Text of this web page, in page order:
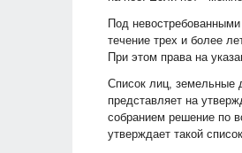
Под
течение трех и более
При этом права на
Список лиц, земельные
представляет на
собранием решение по
утверждает такой